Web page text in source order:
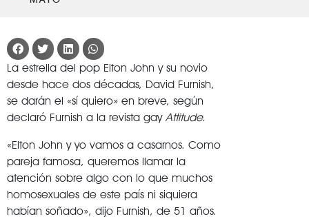
La estrella del pop Elton John y su novio
desde hace dos décadas, David Furnish,
se darán el «sí quiero» en breve, según
declaró Furnish a la revista gay Attitude.
«Elton John y yo vamos a casarnos. Como
pareja famosa, queremos llamar la
atención sobre algo con lo que muchos
homosexuales de este país ni siquiera
habían soñado», dijo Furnish, de 51 años.